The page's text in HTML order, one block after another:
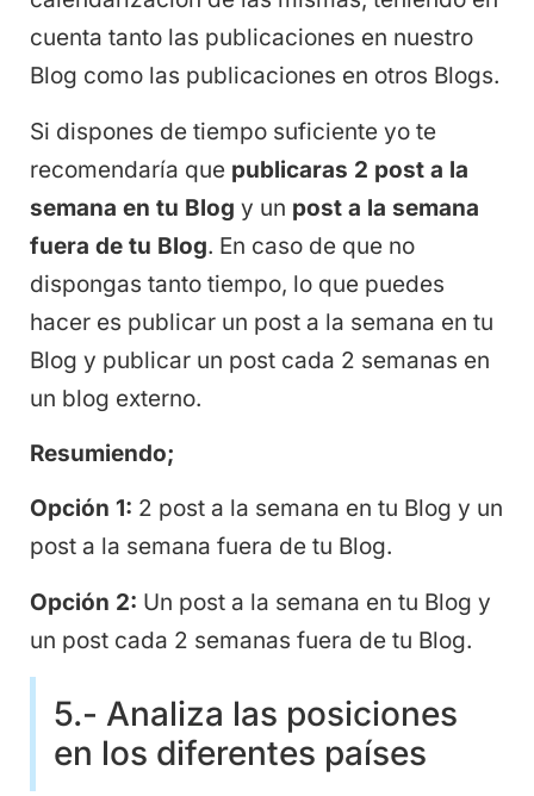
cuenta tanto las publicaciones en nuestro
Blog como las publicaciones en otros Blogs.
Si dispones de tiempo suficiente yo te
recomendaría que publicaras 2 post a la
semana en tu Blog y un post a la semana
fuera de tu Blog. En caso de que no
dispongas tanto tiempo, lo que puedes
hacer es publicar un post a la semana en tu
Blog y publicar un post cada 2 semanas en
un blog externo.
Resumiendo;
Opción 1: 2 post a la semana en tu Blog y un
post a la semana fuera de tu Blog.
Opción 2: Un post a la semana en tu Blog y
un post cada 2 semanas fuera de tu Blog.
5.- Analiza las posiciones
en los diferentes países